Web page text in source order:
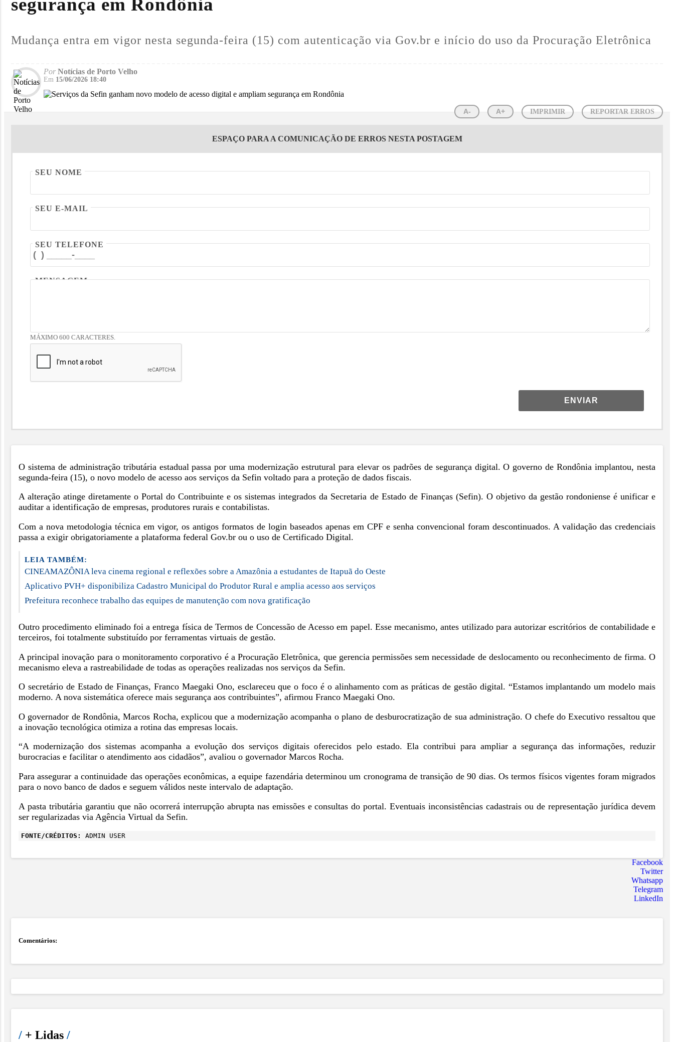
segurança em Rondônia
Mudança entra em vigor nesta segunda-feira (15) com autenticação via Gov.br e início do uso da Procuração Eletrônica
Por Notícias de Porto Velho
Em 15/06/2026 18:40
A- A+ IMPRIMIR REPORTAR ERROS
ESPAÇO PARA A COMUNICAÇÃO DE ERROS NESTA POSTAGEM
SEU NOME
SEU E-MAIL
SEU TELEFONE
MENSAGEM
MÁXIMO 600 CARACTERES.
ENVIAR
O sistema de administração tributária estadual passa por uma modernização estrutural para elevar os padrões de segurança digital. O governo de Rondônia implantou, nesta
segunda-feira (15), o novo modelo de acesso aos serviços da Sefin voltado para a proteção de dados fiscais.
A alteração atinge diretamente o Portal do Contribuinte e os sistemas integrados da Secretaria de Estado de Finanças (Sefin). O objetivo da gestão rondoniense é unificar e
auditar a identificação de empresas, produtores rurais e contabilistas.
Com a nova metodologia técnica em vigor, os antigos formatos de login baseados apenas em CPF e senha convencional foram descontinuados. A validação das credenciais
passa a exigir obrigatoriamente a plataforma federal Gov.br ou o uso de Certificado Digital.
LEIA TAMBÉM:
CINEAMAZÔNIA leva cinema regional e reflexões sobre a Amazônia a estudantes de Itapuã do Oeste
Aplicativo PVH+ disponibiliza Cadastro Municipal do Produtor Rural e amplia acesso aos serviços
Prefeitura reconhece trabalho das equipes de manutenção com nova gratificação
Outro procedimento eliminado foi a entrega física de Termos de Concessão de Acesso em papel. Esse mecanismo, antes utilizado para autorizar escritórios de contabilidade e
terceiros, foi totalmente substituído por ferramentas virtuais de gestão.
A principal inovação para o monitoramento corporativo é a Procuração Eletrônica, que gerencia permissões sem necessidade de deslocamento ou reconhecimento de firma. O
mecanismo eleva a rastreabilidade de todas as operações realizadas nos serviços da Sefin.
O secretário de Estado de Finanças, Franco Maegaki Ono, esclareceu que o foco é o alinhamento com as práticas de gestão digital. “Estamos implantando um modelo mais
moderno. A nova sistemática oferece mais segurança aos contribuintes”, afirmou Franco Maegaki Ono.
O governador de Rondônia, Marcos Rocha, explicou que a modernização acompanha o plano de desburocratização de sua administração. O chefe do Executivo ressaltou que
a inovação tecnológica otimiza a rotina das empresas locais.
“A modernização dos sistemas acompanha a evolução dos serviços digitais oferecidos pelo estado. Ela contribui para ampliar a segurança das informações, reduzir
burocracias e facilitar o atendimento aos cidadãos”, avaliou o governador Marcos Rocha.
Para assegurar a continuidade das operações econômicas, a equipe fazendária determinou um cronograma de transição de 90 dias. Os termos físicos vigentes foram migrados
para o novo banco de dados e seguem válidos neste intervalo de adaptação.
A pasta tributária garantiu que não ocorrerá interrupção abrupta nas emissões e consultas do portal. Eventuais inconsistências cadastrais ou de representação jurídica devem
ser regularizadas via Agência Virtual da Sefin.
FONTE/CRÉDITOS: ADMIN USER
Facebook
Twitter
Whatsapp
Telegram
LinkedIn
Comentários:
/ + Lidas /